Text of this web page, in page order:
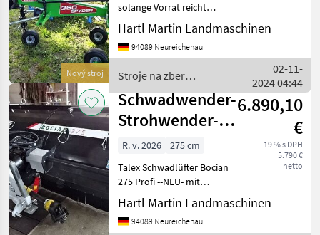
Nový stroj
solange Vorrat reicht
Talex Kreiselschwader-NEU-
Modell Spyder 360-
Hartl Martin Landmaschinen
94089 Neureichenau
Stroje na zber
objemových krmív / Talex
02-11-
2024 04:44
Schwadwender-
Strohwender-
Talex Bocian
-275 -Pr
6.890,10
€
19 % s DPH
5.790 €
netto
R. v. 2026
275 cm
Talex Schwadlüfter Bocian
275 Profi --NEU- mit
Gelenkwelle - LED
Beleuchtung Ausgestattet
mit 8, 5 mm starken Zinken
Hartl Martin Landmaschinen
94089 Neureichenau